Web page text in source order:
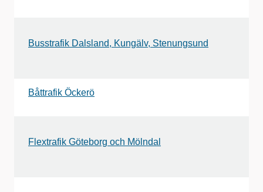
Busstrafik Dalsland, Kungälv, Stenungsund
Båttrafik Öckerö
Flextrafik Göteborg och Mölndal